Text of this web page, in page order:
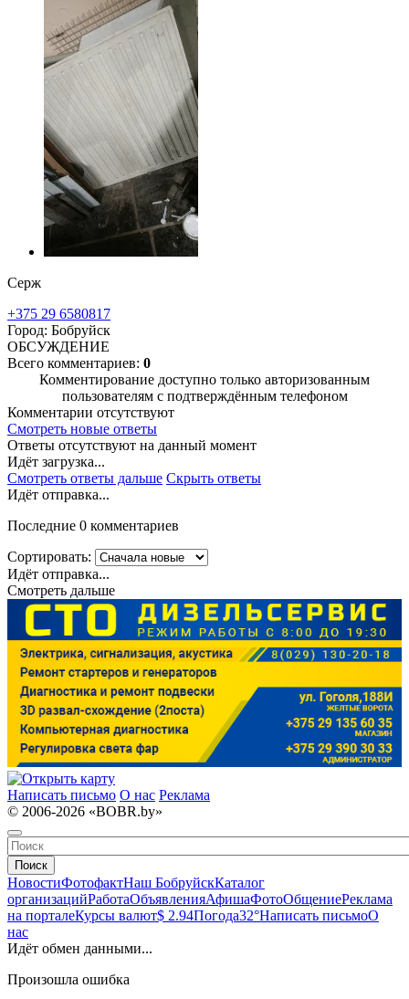
Серж
+375 29 6580817
Город: Бобруйск
ОБСУЖДЕНИЕ
Всего комментариев: 0
Комментирование доступно только авторизованным
пользователям с подтверждённым телефоном
Комментарии отсутствуют
Смотреть новые ответы
Ответы отсутствуют на данный момент
Идёт загрузка...
Смотреть ответы дальше Скрыть ответы
Идёт отправка...
Последние 0 комментариев
Сортировать:
Идёт отправка...
Смотреть дальше
Написать письмо О нас Реклама
© 2006-2026 «BOBR.by»
Поиск
НовостиФотофактНаш БобруйскКаталог
организацийРаботаОбъявленияАфишаФотоОбщениеРеклама
на порталеКурсы валют$ 2.94Погода32°Написать письмоО
нас
Идёт обмен данными...
Произошла ошибка